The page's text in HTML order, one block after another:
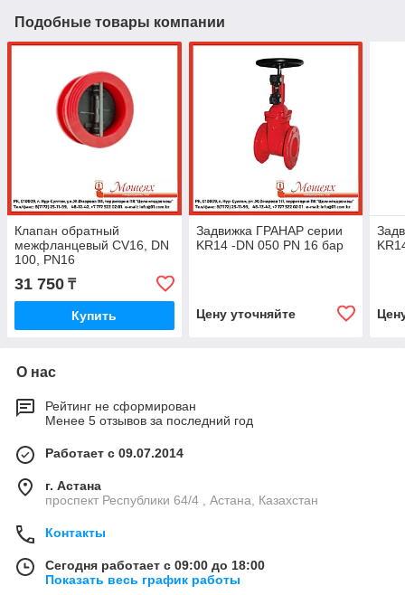
Подобные товары компании
Клапан обратный
межфланцевый CV16, DN
100, PN16
31 750 ₸
Купить
Задвижка ГРАНАР серии
KR14 -DN 050 PN 16 бар
Цену уточняйте
О нас
Рейтинг не сформирован
Менее 5 отзывов за последний год
Работает с 09.07.2014
г. Астана
проспект Республики 64/4 , Астана, Казахстан
Контакты
Сегодня работает с 09:00 до 18:00
Показать весь график работы